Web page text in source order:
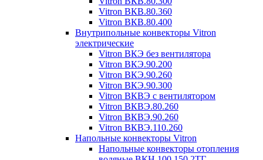
Vitron ВКВ.80.360
Vitron ВКВ.80.400
Внутрипольные конвекторы Vitron
электрические
Vitron ВКЭ без вентилятора
Vitron ВКЭ.90.200
Vitron ВКЭ.90.260
Vitron ВКЭ.90.300
Vitron ВКВЭ с вентилятором
Vitron ВКВЭ.80.260
Vitron ВКВЭ.90.260
Vitron ВКВЭ.110.260
Напольные конвекторы Vitron
Напольные конвекторы отопления